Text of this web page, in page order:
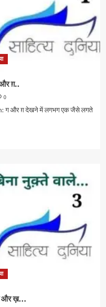
ग़..
0
ग और ग़ देखने में लगभग एक जैसे लगते
और ख़…